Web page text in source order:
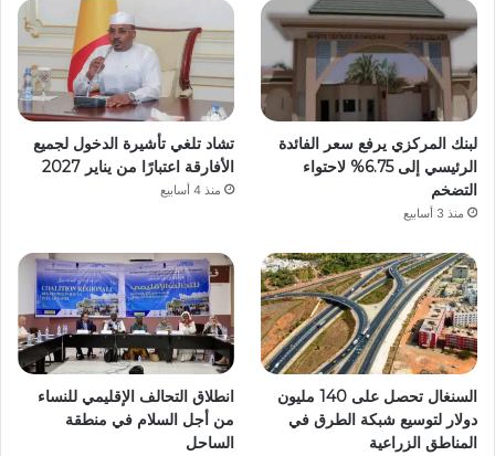
لبنك المركزي يرفع سعر الفائدة
الرئيسي إلى 6.75% لاحتواء
التضخم
منذ 3 أسابيع
تشاد تلغي تأشيرة الدخول لجميع
الأفارقة اعتبارًا من يناير 2027
منذ 4 أسابيع
السنغال تحصل على 140 مليون
دولار لتوسيع شبكة الطرق في
المناطق الزراعية
انطلاق التحالف الإقليمي للنساء
من أجل السلام في منطقة
الساحل